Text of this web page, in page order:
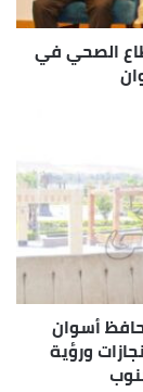
الصحي في
أسوان
ورؤية